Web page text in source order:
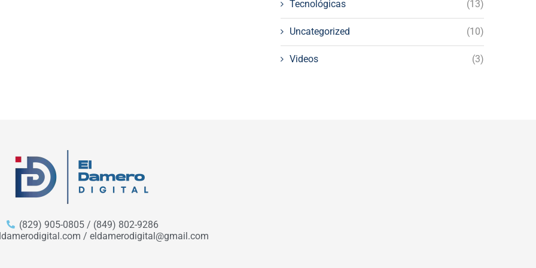
Tecnológicas (13)
Uncategorized (10)
Videos (3)
(829) 905-0805 / (849) 802-9286
/ eldamerodigital@gmail.com